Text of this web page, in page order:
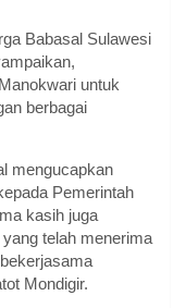
Babasal Sulawesi
untuk
berbagai
mengucapkan
Pemerintah
kasih juga
telah menerima
Mondigir.